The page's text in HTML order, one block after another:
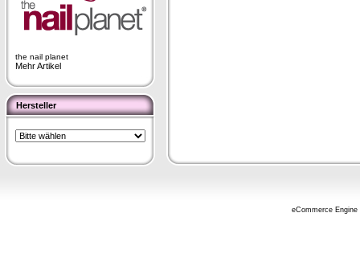
the nail planet
Mehr Artikel
Hersteller
eCommerce